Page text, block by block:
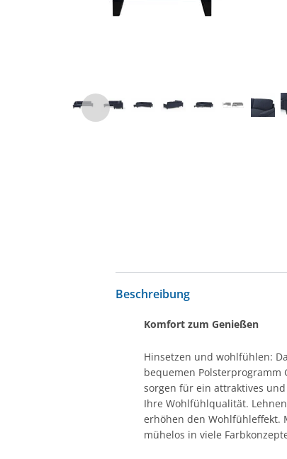
Beschreibung
Komfort zum Genießen
Hinsetzen und wohlfühlen:
bequemen
sorgen für ein attraktives
Ihre Wohlfühlqualität.
erhöhen den Wohlfühleffekt.
mühelos in viele